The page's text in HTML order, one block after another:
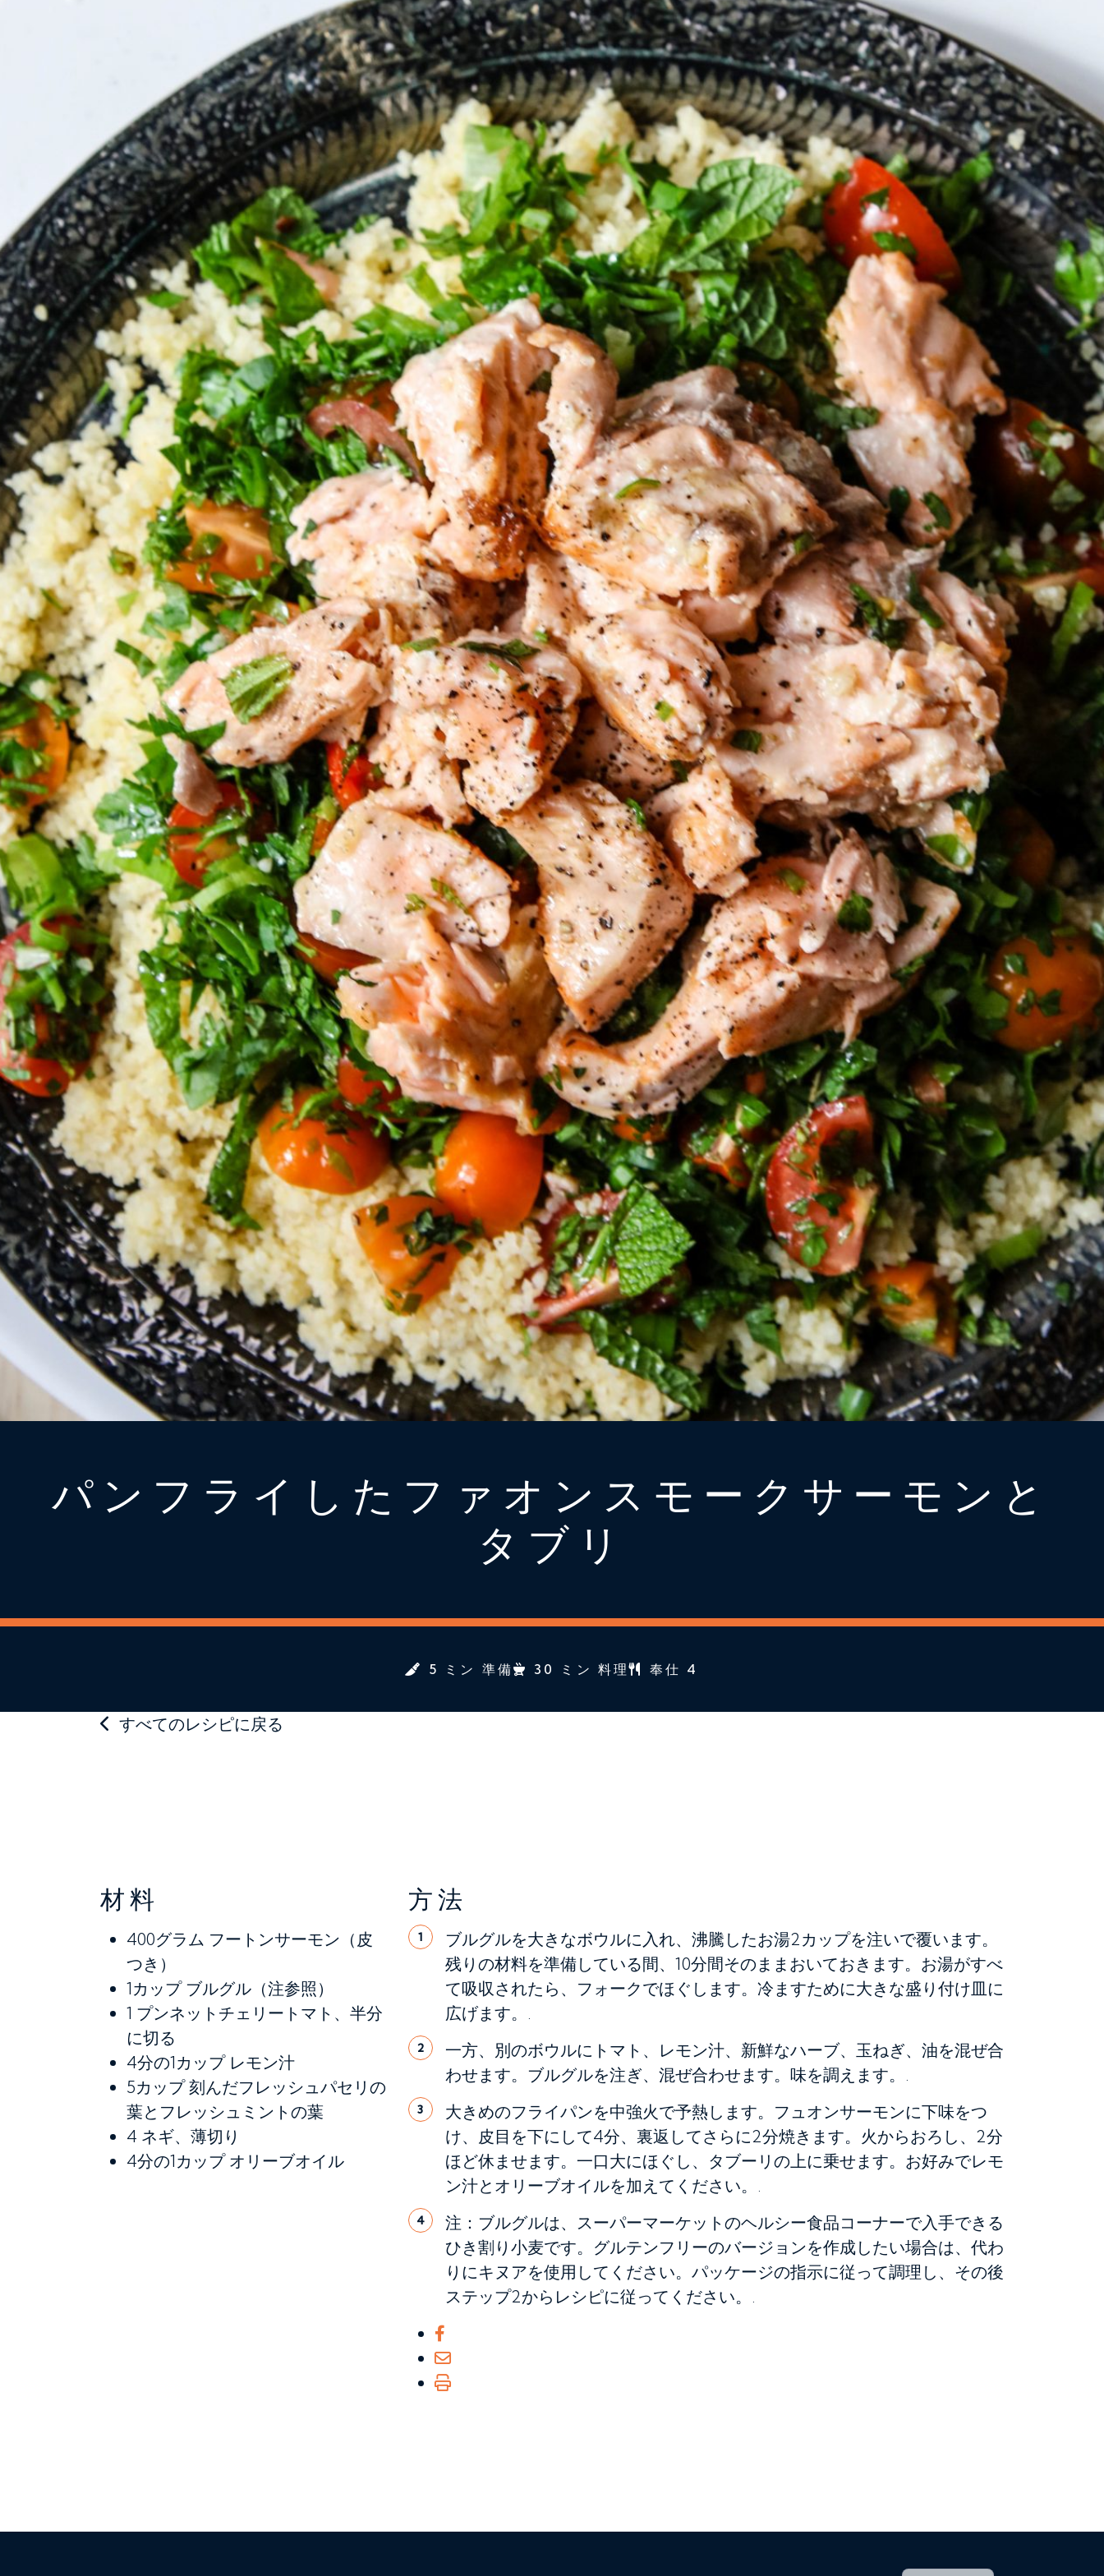
パンフライしたファオンスモークサーモンと
タブリ
5 ミン 準備 30 ミン 料理 奉仕 4
すべてのレシピに戻る
材料
400グラム フートンサーモン（皮
つき）
1カップ ブルグル（注参照）
1 プンネットチェリートマト、半分
に切る
4分の1カップ レモン汁
5カップ刻んだフレッシュパセリの
葉とフレッシュミントの葉
4 ネギ、薄切り
4分の1カップ オリーブオイル
方法
1
ブルグルを大きなボウルに入れ、沸騰したお湯2カップを注いで覆います。
残りの材料を準備している間、10分間そのままおいておきます。お湯がすべ
て吸収されたら、フォークでほぐします。冷ますために大きな盛り付け皿に
広げます。.
2
一方、別のボウルにトマト、レモン汁、新鮮なハーブ、玉ねぎ、油を混ぜ合
わせます。ブルグルを注ぎ、混ぜ合わせます。味を調えます。.
3
大きめのフライパンを中強火で予熱します。フュオンサーモンに下味をつ
け、皮目を下にして4分、裏返してさらに2分焼きます。火からおろし、2分
ほど休ませます。一口大にほぐし、タブーリの上に乗せます。お好みでレモ
ン汁とオリーブオイルを加えてください。.
4
注：ブルグルは、スーパーマーケットのヘルシー食品コーナーで入手できる
ひき割り小麦です。グルテンフリーのバージョンを作成したい場合は、代わ
りにキヌアを使用してください。パッケージの指示に従って調理し、その後
ステップ2からレシピに従ってください。.